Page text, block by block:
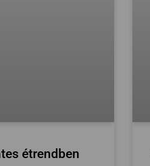
étrendben